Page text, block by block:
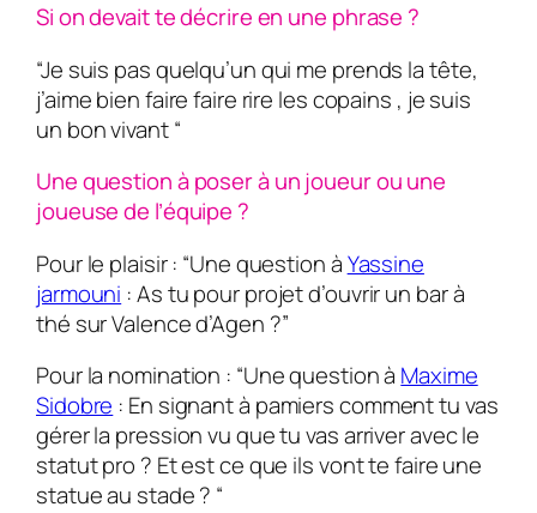
Si on devait te décrire en une phrase ?
“Je suis pas quelqu’un qui me prends la tête,
j’aime bien faire faire rire les copains , je suis
un bon vivant “
Une question à poser à un joueur ou une
joueuse de l’équipe ?
Pour le plaisir : “Une question àYassine
jarmouni : As tu pour projet d’ouvrir un bar à
thé sur Valence d’Agen ?”
Pour la nomination : “Une question à Maxime
Sidobre : En signant à pamiers comment tu vas
gérer la pression vu que tu vas arriver avec le
statut pro ? Et est ce que ils vont te faire une
statue au stade ? “